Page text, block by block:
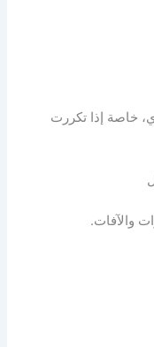
خاصة إذا تكررت
والآفات.